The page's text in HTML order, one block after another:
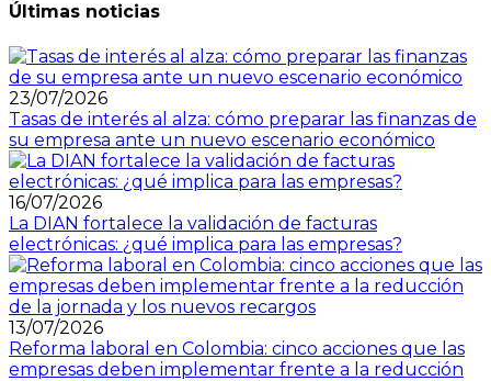
Últimas noticias
23/07/2026
Tasas de interés al alza: cómo preparar las finanzas de
su empresa ante un nuevo escenario económico
16/07/2026
La DIAN fortalece la validación de facturas
electrónicas: ¿qué implica para las empresas?
13/07/2026
Reforma laboral en Colombia: cinco acciones que las
empresas deben implementar frente a la reducción